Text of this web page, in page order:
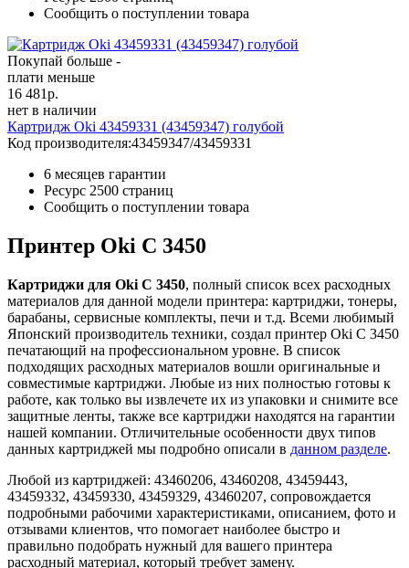
Сообщить о поступлении товара
Покупай больше -
плати меньше
16 481р.
нет в наличии
Картридж Oki 43459331 (43459347) голубой
Код производителя:43459347/43459331
6 месяцев гарантии
Ресурс 2500 страниц
Сообщить о поступлении товара
Принтер Oki C 3450
Картриджи для Oki C 3450, полный список всех расходных
материалов для данной модели принтера: картриджи, тонеры,
барабаны, сервисные комплекты, печи и т.д. Всеми любимый
Японский производитель техники, создал принтер Oki C 3450
печатающий на профессиональном уровне. В список
подходящих расходных материалов вошли оригинальные и
совместимые картриджи. Любые из них полностью готовы к
работе, как только вы извлечете их из упаковки и снимите все
защитные ленты, также все картриджи находятся на гарантии
нашей компании. Отличительные особенности двух типов
данных картриджей мы подробно описали в данном разделе.
Любой из картриджей: 43460206, 43460208, 43459443,
43459332, 43459330, 43459329, 43460207, сопровождается
подробными рабочими характеристиками, описанием, фото и
отзывами клиентов, что помогает наиболее быстро и
правильно подобрать нужный для вашего принтера
расходный материал, который требует замену.